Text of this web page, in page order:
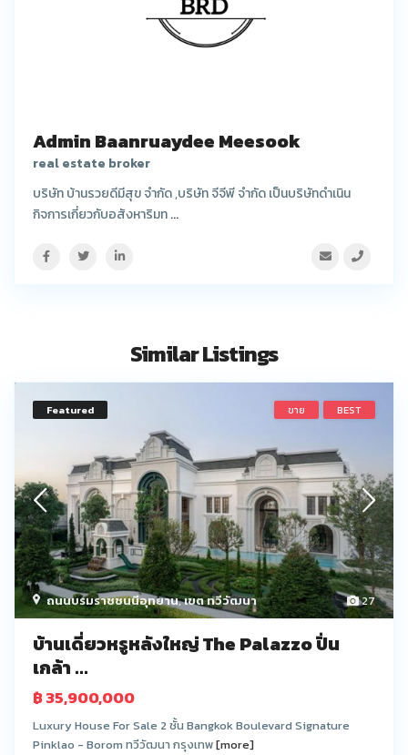
Admin Baanruaydee Meesook
real estate broker
บริษัท บ้านรวยดีมีสุข จำกัด ,บริษัท จีจีพี จำกัด เป็นบริษัทดำเนิน
กิจการเกี่ยวกับอสังหาริมท...
Similar Listings
27
ถนนบรมราชชนนีอุทยาน,เขต ทวีวัฒนา
Featured ขาย BEST
บ้านเดี่ยวหรูหลังใหญ่ The Palazzo ปิ่น
เกล้า ...
฿ 35,900,000
Luxury House For Sale 2 ชั้น Bangkok Boulevard Signature
Pinklao - Borom ทวีวัฒนา กรุงเทพ[more]